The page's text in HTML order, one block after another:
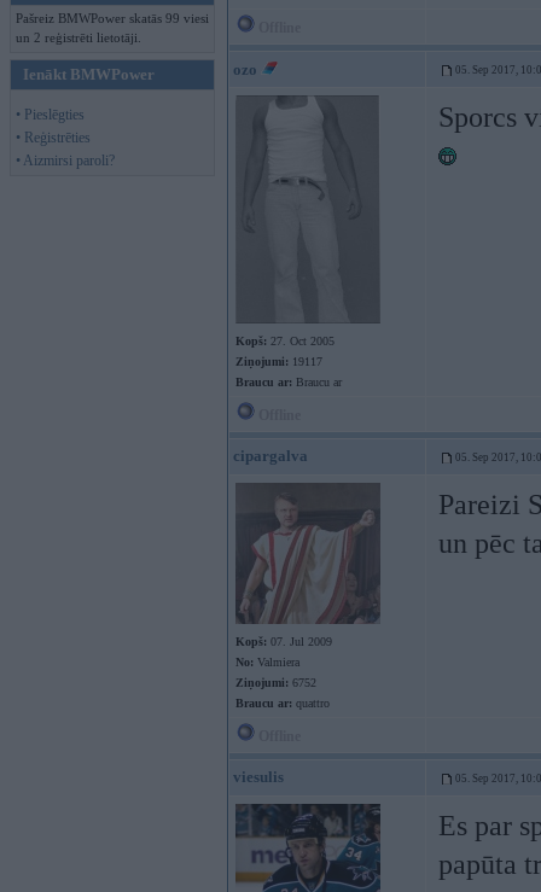
Pašreiz BMWPower skatās 99 viesi
un 2 reģistrēti lietotāji.
Ienākt BMWPower
• Pieslēgties
• Reģistrēties
• Aizmirsi paroli?
ozo 05. Sep 2017,
Kopš: 27. Oct 2005
Ziņojumi: 19117
Braucu ar: Braucu ar
Sporcs
cipargalva 05. Sep 2017,
Kopš: 07. Jul 2009
No: Valmiera
Ziņojumi: 6752
Braucu ar: quattro
Pareizi
un pēc
viesulis 05. Sep 2017,
Es par
papūta